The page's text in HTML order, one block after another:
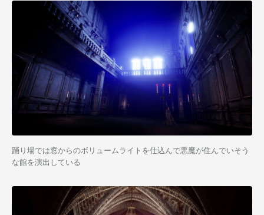
踊り場では窓からのボリュームライトを仕込んで悪魔が住んでいそう
な館を演出している